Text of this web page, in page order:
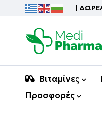
|
Βιταμίνες
Προσφορές